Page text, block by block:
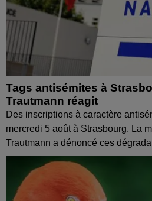
Tags antisémites à
Trautmann réagit
Des inscriptions à caractère
mercredi 5 août à Strasbourg. La
Trautmann a dénoncé ces